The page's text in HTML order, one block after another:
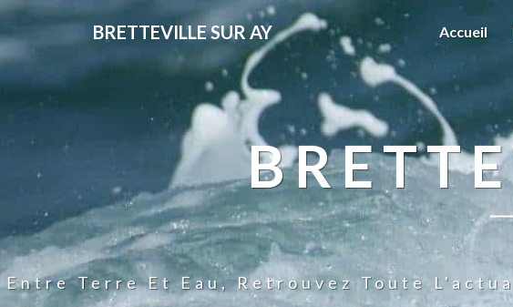
BRETTEVILLE SUR AY Accueil
Entre Terre Et Eau, Retrouvez Toute